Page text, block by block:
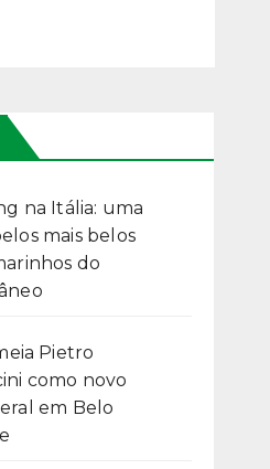
na Itália: uma
mais belos
do
Pietro
como novo
em Belo